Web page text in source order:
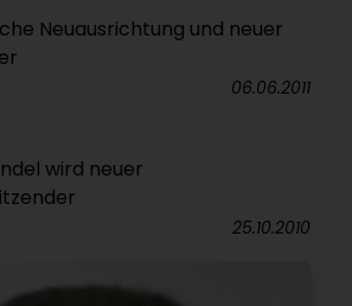
Neuausrichtung und neuer
06.06.2011
wird neuer
25.10.2010